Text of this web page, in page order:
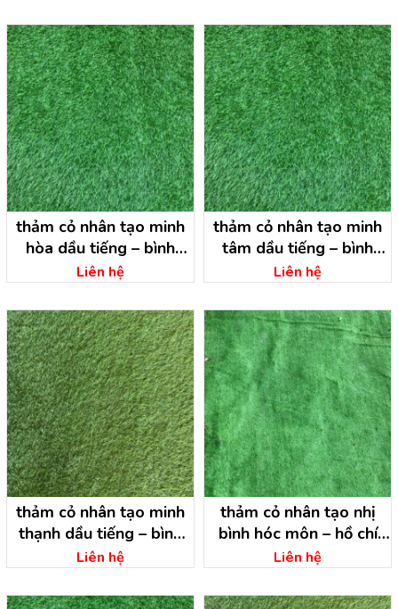
thảm cỏ nhân tạo minh
hòa dầu tiếng – bình
dương
Liên hệ
thảm cỏ nhân tạo minh
tâm dầu tiếng – bình
dương
Liên hệ
thảm cỏ nhân tạo minh
thạnh dầu tiếng – bình
dương
Liên hệ
thảm cỏ nhân tạo nhị
bình hóc môn – hồ chí
minh
Liên hệ